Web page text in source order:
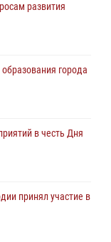
развития
города
в честь Дня
принял участие в